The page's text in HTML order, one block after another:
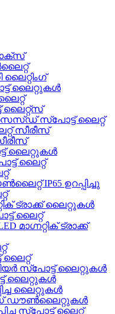
ലൈറ്റുകൾ
ലൈറ്റ്സ്
സ്പോട്ട് ലൈറ്റ്
സീരീസ്
ലൈറ്റുകൾ
ലൈറ്റ്
IP65 ഉറപ്പിച്ചു
ട്രാക്ക് ലൈറ്റുകൾ
ലൈറ്റ്
മാഗ്നറ്റിക് ട്രാക്ക്
ലൈറ്റ്
സ്പോട്ട് ലൈറ്റുകൾ
ലൈറ്റുകൾ
ലൈറ്റുകൾ
ഡൗൺലൈറ്റുകൾ
സ്പോട്ട് ലൈറ്റ്